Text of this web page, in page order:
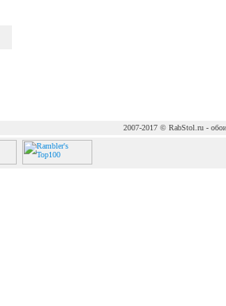
2007-2017 © RabStol.ru - обои